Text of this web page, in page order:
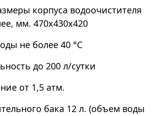
корпуса водоочистителя
мм. 470х430х420
не более 40 °С
до 200 л/сутки
от 1,5 атм.
бака 12 л. (объем воды